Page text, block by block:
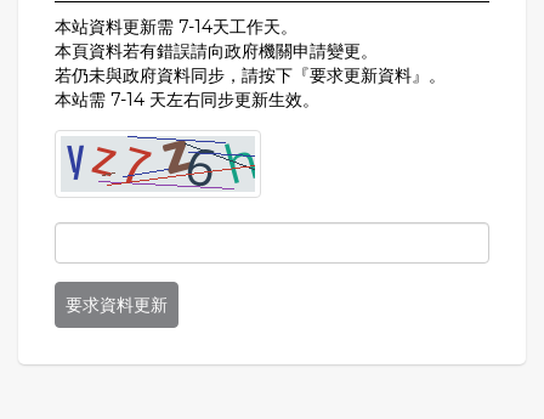
本站資料更新需 7-14天工作天。
本頁資料若有錯誤請向政府機關申請變更。
若仍未與政府資料同步，請按下『要求更新資料』。
本站需 7-14 天左右同步更新生效。
要求資料更新